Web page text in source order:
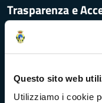
Questo sito web
Utilizziamo i cookie
Trasparenza e
Amministrazione
Albo pretorio